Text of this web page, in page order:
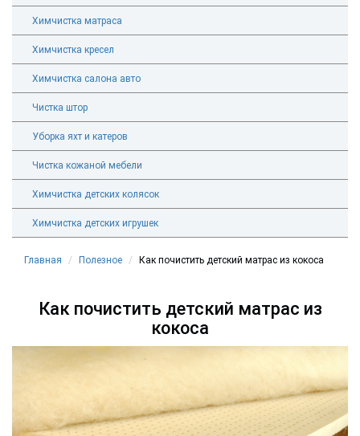
Химчистка матраса
Химчистка кресел
Химчистка салона авто
Чистка штор
Уборка яхт и катеров
Чистка кожаной мебели
Химчистка детских колясок
Химчистка детских игрушек
Главная Полезное Как почистить детский матрас из кокоса
Как почистить детский матрас из
кокоса